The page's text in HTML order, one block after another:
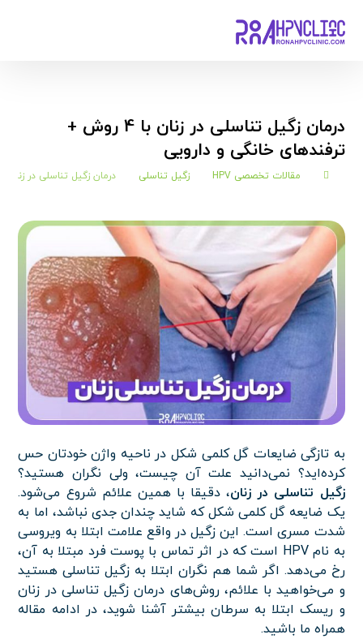
درمان زگیل تناسلی در زنان با 4 روش +
ترفندهای خانگی و دارویی
مقالات تخصصی HPV زگیل تناسلی درمان زگیل تناسلی در زنان با 4 روش + ترفندهای خانگی و
به تازگی ضایعات گل کلمی شکل در ناحیه واژن خودتان حس
کرده‌اید؟ نمی‌دانید علت آن چیست، ولی نگران هستید؟
زگیل تناسلی در زنان، دقیقا با همین علائم شروع می‌شود.
یک ضایعه گل کلمی شکل که شاید چندان جدی نباشد، اما به
شدت مسری است. این زگیل در واقع علامت ابتلا به ویروسی
به نام HPV است که در اثر تماس با پوست فرد مبتلا به آن،
رخ می‌دهد. اگر شما هم نگران ابتلا به زگیل تناسلی هستید
و می‌خواهید با علائم، روش‌های درمان زگیل تناسلی در زنان
و ریسک ابتلا به سرطان بیشتر آشنا شوید، در ادامه مقاله
همراه ما باشید.